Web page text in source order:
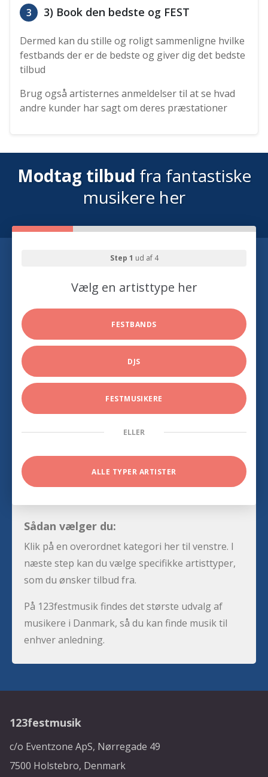
3 3) Book den bedste og FEST
Dermed kan du stille og roligt sammenligne hvilke
festbands der er de bedste og giver dig det bedste
tilbud
Brug også artisternes anmeldelser til at se hvad
andre kunder har sagt om deres præstationer
Modtag tilbud fra fantastiske
musikere her
Step 1 ud af 4
Vælg en artisttype her
FESTBANDS
DJS
FESTMUSIKERE
ELLER
ALLE TYPER ARTISTER
Sådan vælger du:
Klik på en overordnet kategori her til venstre. I
næste step kan du vælge specifikke artisttyper,
som du ønsker tilbud fra.
På 123festmusik findes det største udvalg af
musikere i Danmark, så du kan finde musik til
enhver anledning.
123festmusik
c/o Eventzone ApS, Nørregade 49
7500 Holstebro, Denmark